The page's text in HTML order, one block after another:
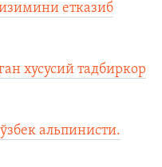
етказиб
хусусий тадбиркор
альпинисти.